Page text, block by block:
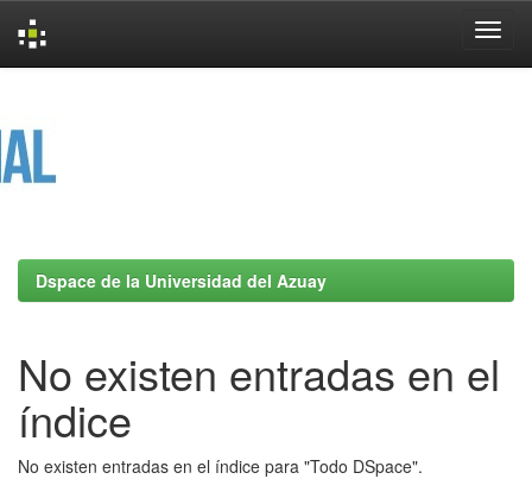
Dspace de la Universidad del Azuay
No existen entradas en el
índice
No existen entradas en el índice para "Todo DSpace".